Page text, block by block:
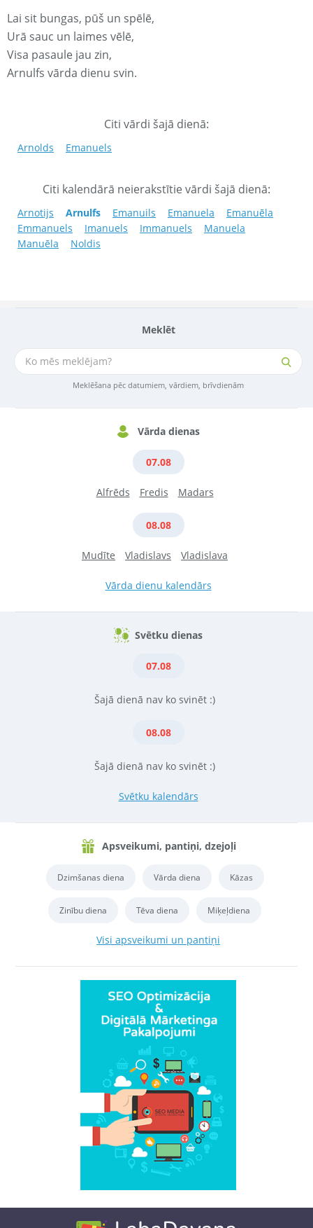
Meklēt
Meklēšana pēc datumiem, vārdiem, brīvdienām
Vārda dienas
07.08
Alfrēds Fredis Madars
08.08
Mudīte Vladislavs Vladislava
Vārda dienu kalendārs
Svētku dienas
07.08
Šajā dienā nav ko svinēt :)
08.08
Šajā dienā nav ko svinēt :)
Svētku kalendārs
Apsveikumi, pantiņi, dzejoļi
Dzimšanas diena Vārda diena Kāzas
Zinību diena Tēva diena Miķeļdiena
Visi apsveikumi un pantiņi
Lai sit bungas, pūš un spēlē,
Urā sauc un laimes vēlē,
Visa pasaule jau zin,
Arnulfs vārda dienu svin.
Citi vārdi šajā dienā:
Arnolds Emanuels
Citi kalendārā neierakstītie vārdi šajā dienā:
Arnotijs Arnulfs Emanuils Emanuela
Emanuēla
Emmanuels
Imanuels Immanuels
Manuela
Manuēla
Noldis